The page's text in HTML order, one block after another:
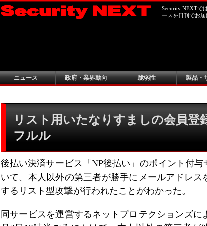
Security NEXTで
ースを日刊でお届
ニュース 政府・業界動向 脆弱性 製品・
リスト用いたなりすましの会員登
フルル
後払い決済サービス「NP後払い」のポイント付
いて、本人以外の第三者が勝手にメールアドレス
するリスト型攻撃が行われたことがわかった。
同サービスを運営するネットプロテクションズに